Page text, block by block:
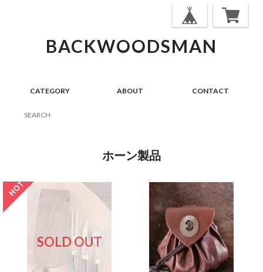
BACKWOODSMAN
CATEGORY ABOUT CONTACT
ホーン製品
SOLD OUT